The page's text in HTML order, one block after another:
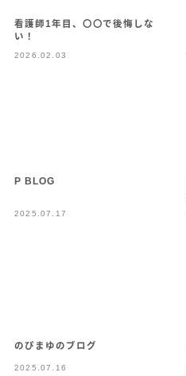
小1の壁問題
看護師1年目、〇〇で後悔しな
い！
2026.02.03
P BLOG
2025.07.17
のぴまゆのブログ
2025.07.16